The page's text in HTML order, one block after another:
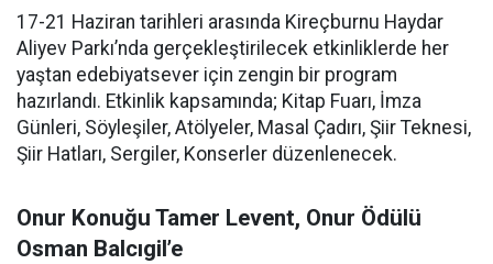
17-21 Haziran tarihleri arasında Kireçburnu Haydar
Aliyev Parkı’nda gerçekleştirilecek etkinliklerde her
yaştan edebiyatsever için zengin bir program
hazırlandı. Etkinlik kapsamında; Kitap Fuarı, İmza
Günleri, Söyleşiler, Atölyeler, Masal Çadırı, Şiir Teknesi,
Şiir Hatları, Sergiler, Konserler düzenlenecek.
Onur Konuğu Tamer Levent, Onur Ödülü
Osman Balcıgil’e